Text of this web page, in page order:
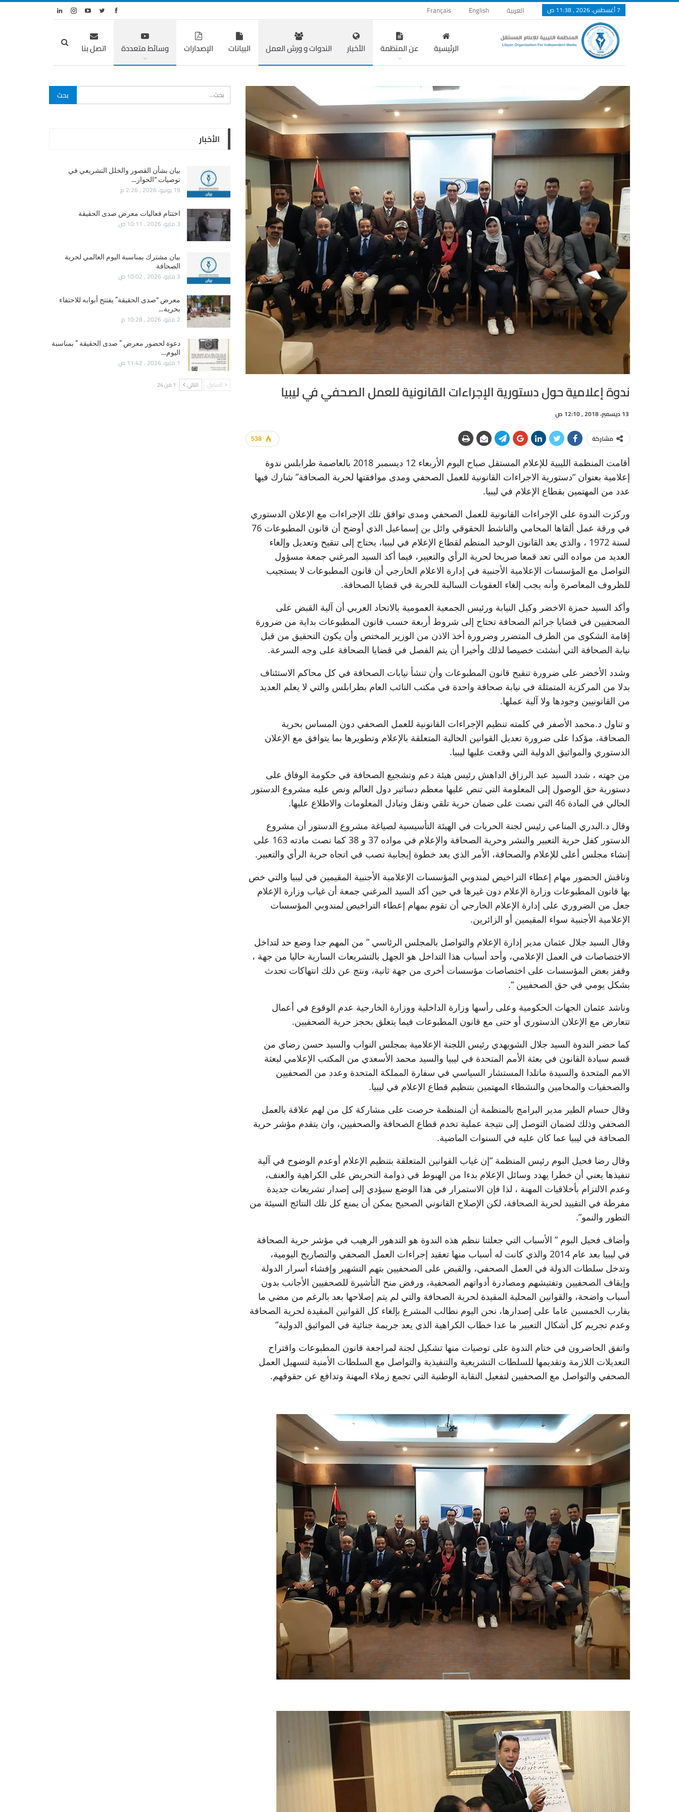
7 أغسطس، 2026 , 11:38 ص العربية English
Français
الرئيسية عن المنظمة الأخبار الندوات و ورش العمل البيانات الإصدارات وسائط متعددة اتصل بنا
ندوة إعلامية حول دستورية الإجراءات القانونية للعمل الصحفي في ليبيا
13 ديسمبر، 2018 , 12:10 ص
538 مشاركة
أقامت المنظمة الليبية للإعلام المستقل صباح اليوم الأربعاء 12 ديسمبر 2018 بالعاصمة طرابلس ندوة
إعلامية بعنوان “دستورية الاجراءات القانونية للعمل الصحفي ومدى موافقتها لحرية الصحافة” شارك فيها
عدد من المهتمين بقطاع الإعلام في ليبيا.
وركزت الندوة على الإجراءات القانونية للعمل الصحفي ومدى توافق تلك الإجراءات مع الإعلان الدستوري
في ورقة عمل ألقاها المحامي والناشط الحقوقي وائل بن إسماعيل الذي أوضح أن قانون المطبوعات 76
لسنة 1972 ، والذي يعد القانون الوحيد المنظم لقطاع الإعلام في ليبيا، يحتاج إلى تنقيح وتعديل وإلغاء
العديد من مواده التي تعد قمعا صريحا لحرية الرأي والتعبير، فيما أكد السيد المرغني جمعة مسؤول
التواصل مع المؤسسات الإعلامية الأجنبية في إدارة الاعلام الخارجي أن قانون المطبوعات لا يستجيب
للظروف المعاصرة وأنه يجب إلغاء العقوبات السالبة للحرية في قضايا الصحافة.
وأكد السيد حمزة الاخضر وكيل النيابة ورئيس الجمعية العمومية بالاتحاد العربي أن آلية القبض على
الصحفيين في قضايا جرائم الصحافة تحتاج إلى شروط أربعة حسب قانون المطبوعات بداية من ضرورة
إقامة الشكوى من الطرف المتضرر وضرورة أخذ الاذن من الوزير المختص وأن يكون التحقيق من قبل
نيابة الصحافة التي أنشئت خصيصا لذلك وأخيرا أن يتم الفصل في قضايا الصحافة على وجه السرعة.
وشدد الأخضر على ضرورة تنقيح قانون المطبوعات وأن تنشأ نيابات الصحافة في كل محاكم الاستئناف
بدلا من المركزية المتمثلة في نيابة صحافة واحدة في مكتب النائب العام بطرابلس والتي لا يعلم العديد
من القانونيين وجودها ولا آلية عملها.
و تناول د.محمد الأصفر في كلمته تنظيم الإجراءات القانونية للعمل الصحفي دون المساس بحرية
الصحافة، مؤكدا على ضرورة تعديل القوانين الحالية المتعلقة بالإعلام وتطويرها بما يتوافق مع الإعلان
الدستوري والمواثيق الدولية التي وقعت عليها ليبيا.
من جهته ، شدد السيد عبد الرزاق الداهش رئيس هيئة دعم وتشجيع الصحافة في حكومة الوفاق على
دستورية حق الوصول إلى المعلومة التي تنص عليها معظم دساتير دول العالم ونص عليه مشروع الدستور
الحالي في المادة 46 التي نصت على ضمان حرية تلقي ونقل وتبادل المعلومات والاطلاع عليها.
وقال د.البدري المناعي رئيس لجنة الحريات في الهيئة التأسيسية لصياغة مشروع الدستور أن مشروع
الدستور كفل حرية التعبير والنشر وحرية الصحافة والإعلام في مواده 37 و 38 كما نصت مادته 163 على
إنشاء مجلس أعلى للإعلام والصحافة، الأمر الذي يعد خطوة إيجابية تصب في اتجاه حرية الرأي والتعبير.
وناقش الحضور مهام إعطاء التراخيص لمندوبي المؤسسات الإعلامية الأجنبية المقيمين في ليبيا والتي خص
بها قانون المطبوعات وزارة الإعلام دون غيرها في حين أكد السيد المرغني جمعة أن غياب وزارة الإعلام
جعل من الضروري على إدارة الإعلام الخارجي أن تقوم بمهام إعطاء التراخيص لمندوبي المؤسسات
الإعلامية الأجنبية سواء المقيمين أو الزائرين.
وقال السيد جلال عثمان مدير إدارة الإعلام والتواصل بالمجلس الرئاسي ” من المهم جدا وضع حد لتداخل
الاختصاصات في العمل الإعلامي، وأحد أسباب هذا التداخل هو الجهل بالتشريعات السارية حاليا من جهة ،
وقفز بعض المؤسسات على اختصاصات مؤسسات أخرى من جهة ثانية، ونتج عن ذلك انتهاكات تحدث
بشكل يومي في حق الصحفيين “.
وناشد عثمان الجهات الحكومية وعلى رأسها وزارة الداخلية ووزارة الخارجية عدم الوقوع في أعمال
تتعارض مع الإعلان الدستوري أو حتى مع قانون المطبوعات فيما يتعلق بحجز حرية الصحفيين.
كما حضر الندوة السيد جلال الشويهدي رئيس اللجنة الإعلامية بمجلس النواب والسيد حسن رضاي من
قسم سيادة القانون في بعثة الأمم المتحدة في ليبيا والسيد محمد الأسعدي من المكتب الإعلامي لبعثة
الامم المتحدة والسيدة ماتلدا المستشار السياسي في سفارة المملكة المتحدة وعدد من الصحفيين
والصحفيات والمحامين والنشطاء المهتمين بتنظيم قطاع الإعلام في ليبيا.
وقال حسام الطير مدير البرامج بالمنظمة أن المنظمة حرصت على مشاركة كل من لهم علاقة بالعمل
الصحفي وذلك لضمان التوصل إلى نتيجة عملية تخدم قطاع الصحافة والصحفيين، وان يتقدم مؤشر حرية
الصحافة في ليبيا عما كان عليه في السنوات الماضية.
وقال رضا فحيل البوم رئيس المنظمة “إن غياب القوانين المتعلقة بتنظيم الإعلام أوعدم الوضوح في آلية
تنفيذها يعني أن خطرا يهدد وسائل الإعلام بدءا من الهبوط في دوامة التحريض على الكراهية والعنف،
وعدم الالتزام بأخلاقيات المهنة ، لذا فإن الاستمرار في هذا الوضع سيؤدي إلى إصدار تشريعات جديدة
مفرطة في التقييد لحرية الصحافة، لكن الإصلاح القانوني الصحيح يمكن أن يمنع كل تلك النتائج السيئة من
التطور والنمو”.
وأضاف فحيل البوم ” الأسباب التي جعلتنا ننظم هذه الندوة هو التدهور الرهيب في مؤشر حرية الصحافة
في ليبيا بعد عام 2014 والذي كانت له أسباب منها تعقيد إجراءات العمل الصحفي والتصاريح اليومية،
وتدخل سلطات الدولة في العمل الصحفي، والقبض على الصحفيين بتهم التشهير وإفشاء أسرار الدولة
وإيقاف الصحفيين وتفتيشهم ومصادرة أدواتهم الصحفية، ورفض منح التأشيرة للصحفيين الأجانب بدون
أسباب واضحة، والقوانين المحلية المقيدة لحرية الصحافة والتي لم يتم إصلاحها بعد بالرغم من مضي ما
يقارب الخمسين عاما على إصدارها، نحن اليوم نطالب المشرع بإلغاء كل القوانين المقيدة لحرية الصحافة
وعدم تجريم كل أشكال التعبير ما عدا خطاب الكراهية الذي يعد جريمة جنائية في المواثيق الدولية”
واتفق الحاضرون في ختام الندوة على توصيات منها تشكيل لجنة لمراجعة قانون المطبوعات واقتراح
التعديلات اللازمة وتقديمها للسلطات التشريعية والتنفيذية والتواصل مع السلطات الأمنية لتسهيل العمل
الصحفي والتواصل مع الصحفيين لتفعيل النقابة الوطنية التي تجمع زملاء المهنة وتدافع عن حقوقهم.
الأخبار
بيان بشأن القصور والخلل التشريعي في
توصيات “الحوار…
19 يونيو، 2026 , 2:26 م
اختتام فعاليات معرض صدى الحقيقة
3 مايو، 2026 , 10:11 ص
بيان مشترك بمناسبة اليوم العالمي لحرية
الصحافة
3 مايو، 2026 , 10:02 ص
معرض “صدى الحقيقة” يفتتح أبوابه للاحتفاء
بحرية…
2 مايو، 2026 , 10:28 م
دعوة لحضور معرض ” صدى الحقيقة ” بمناسبة
اليوم…
1 مايو، 2026 , 11:42 ص
السابق التالي 1 من 24